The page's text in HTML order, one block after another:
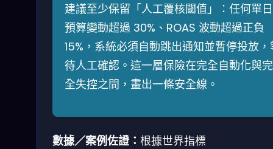
建議至少保留「人工覆核閾值」：任何單日
預算變動超過 30%、ROAS 波動超過正負
15%，系統必須自動跳出通知並暫停投放，
待人工確認。這一層保險在完全自動化與完
全失控之間，畫出一條安全線。
數據／案例佐證： 根據世界指標